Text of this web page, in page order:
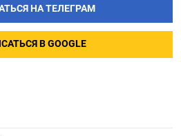
НА ТЕЛЕГРАМ
В GOOGLE